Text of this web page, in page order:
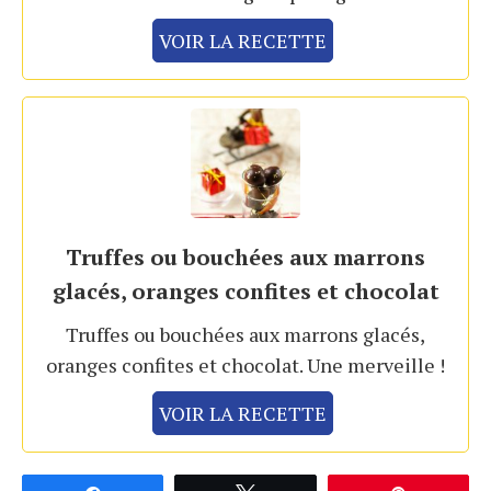
VOIR LA RECETTE
Truffes ou bouchées aux marrons
glacés, oranges confites et chocolat
Truffes ou bouchées aux marrons glacés,
oranges confites et chocolat. Une merveille !
VOIR LA RECETTE